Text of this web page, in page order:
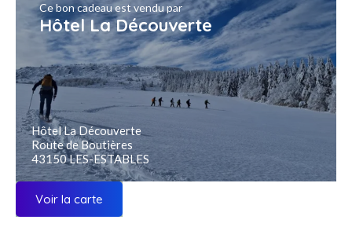
Ce bon cadeau est vendu par
Hôtel La Découverte
Hôtel La Découverte
Route de Boutières
43150 LES-ESTABLES
Voir la carte